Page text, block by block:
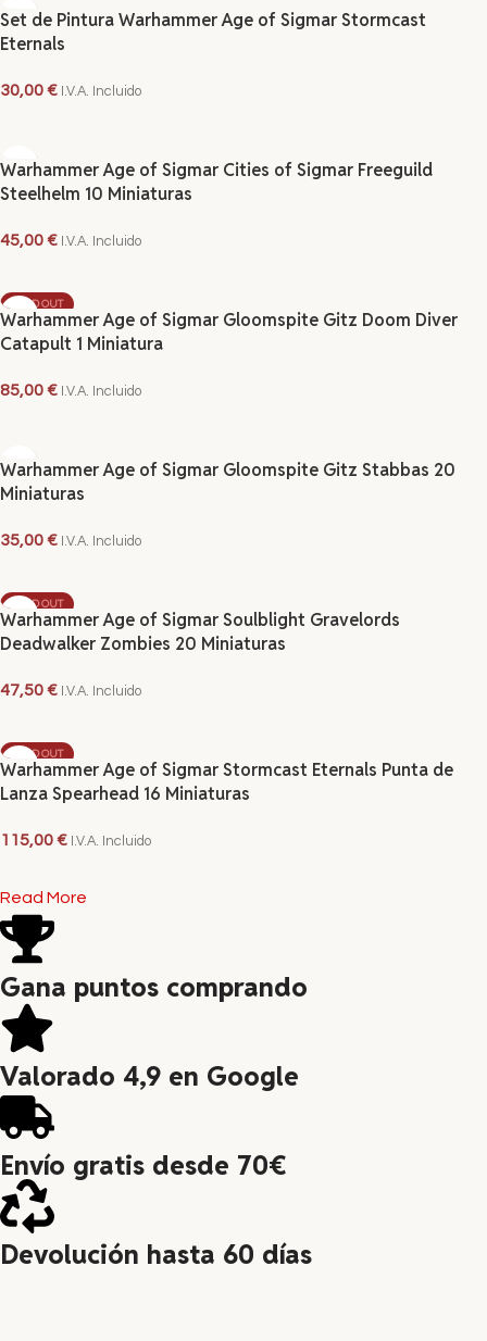
Set de Pintura Warhammer Age of Sigmar Stormcast
Eternals
30,00€ I.V.A. Incluido
Warhammer Age of Sigmar Cities of Sigmar Freeguild
Steelhelm 10 Miniaturas
45,00€ I.V.A. Incluido
SOLD OUT
Warhammer Age of Sigmar Gloomspite Gitz Doom Diver
Catapult 1 Miniatura
85,00€ I.V.A. Incluido
Warhammer Age of Sigmar Gloomspite Gitz Stabbas 20
Miniaturas
35,00€ I.V.A. Incluido
SOLD OUT
Warhammer Age of Sigmar Soulblight Gravelords
Deadwalker Zombies 20 Miniaturas
47,50€ I.V.A. Incluido
SOLD OUT
Warhammer Age of Sigmar Stormcast Eternals Punta de
Lanza Spearhead 16 Miniaturas
115,00€ I.V.A. Incluido
Read More
Gana puntos comprando
Valorado 4,9 en Google
Envío gratis desde 70€
Devolución hasta 60 días